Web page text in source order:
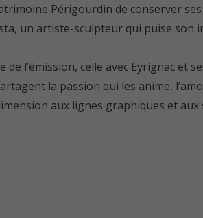
Périgourdin de conserver
, un artiste-sculpteur qui puise son
l’émission, celle avec Eyrignac et
la passion qui les anime,
aux lignes graphiques et